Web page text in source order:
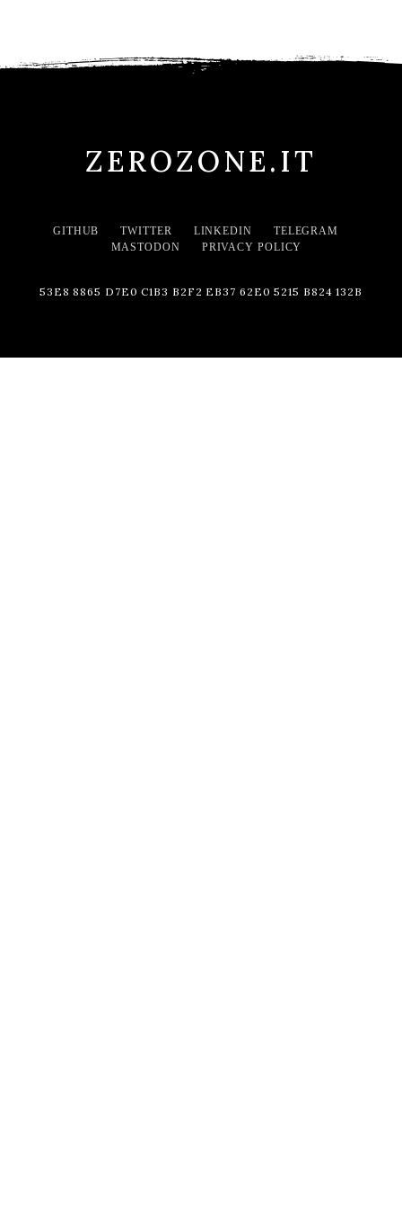
ZEROZONE.IT
GITHUB TWITTER LINKEDIN
TELEGRAM
MASTODON
PRIVACY POLICY
53E8 8865 D7E0 C1B3 B2F2 EB37 62E0 5215 B824 132B